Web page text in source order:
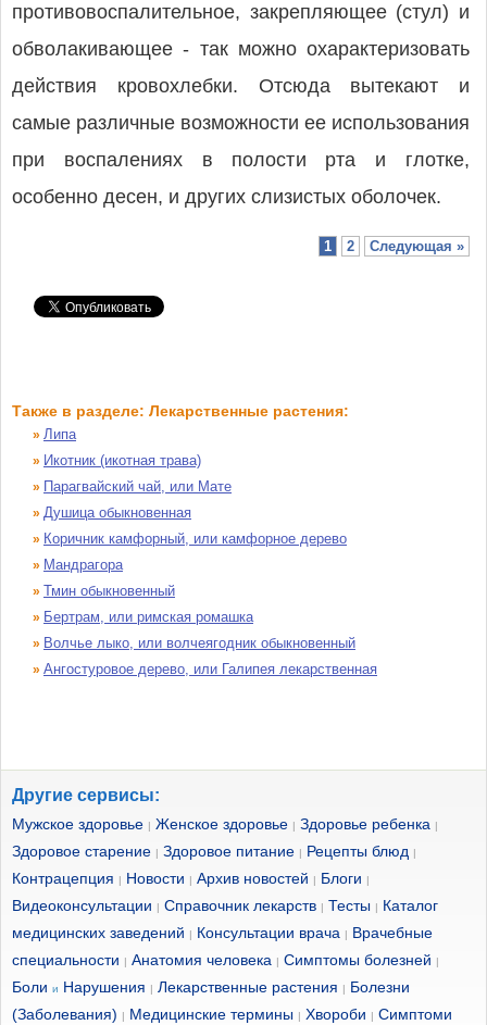
противовоспалительное, закрепляющее (стул) и
обволакивающее - так можно охарактеризовать
действия кровохлебки. Отсюда вытекают и
самые различные возможности ее использования
при воспалениях в полости рта и глотке,
особенно десен, и других слизистых оболочек.
1 2 Следующая »
Также в разделе: Лекарственные растения:
» Липа
» Икотник (икотная трава)
» Парагвайский чай, или Мате
» Душица обыкновенная
» Коричник камфорный, или камфорное дерево
» Мандрагора
» Тмин обыкновенный
» Бертрам, или римская ромашка
» Волчье лыко, или волчеягодник обыкновенный
» Ангостуровое дерево, или Галипея лекарственная
Другие сервисы:
Мужское здоровье | Женское здоровье | Здоровье ребенка |
Здоровое старение | Здоровое питание | Рецепты блюд |
Контрацепция | Новости | Архив новостей | Блоги |
Видеоконсультации | Справочник лекарств | Тесты | Каталог
медицинских заведений | Консультации врача | Врачебные
специальности | Анатомия человека | Симптомы болезней |
Боли и Нарушения | Лекарственные растения | Болезни
(Заболевания) | Медицинские термины | Хвороби | Симптоми